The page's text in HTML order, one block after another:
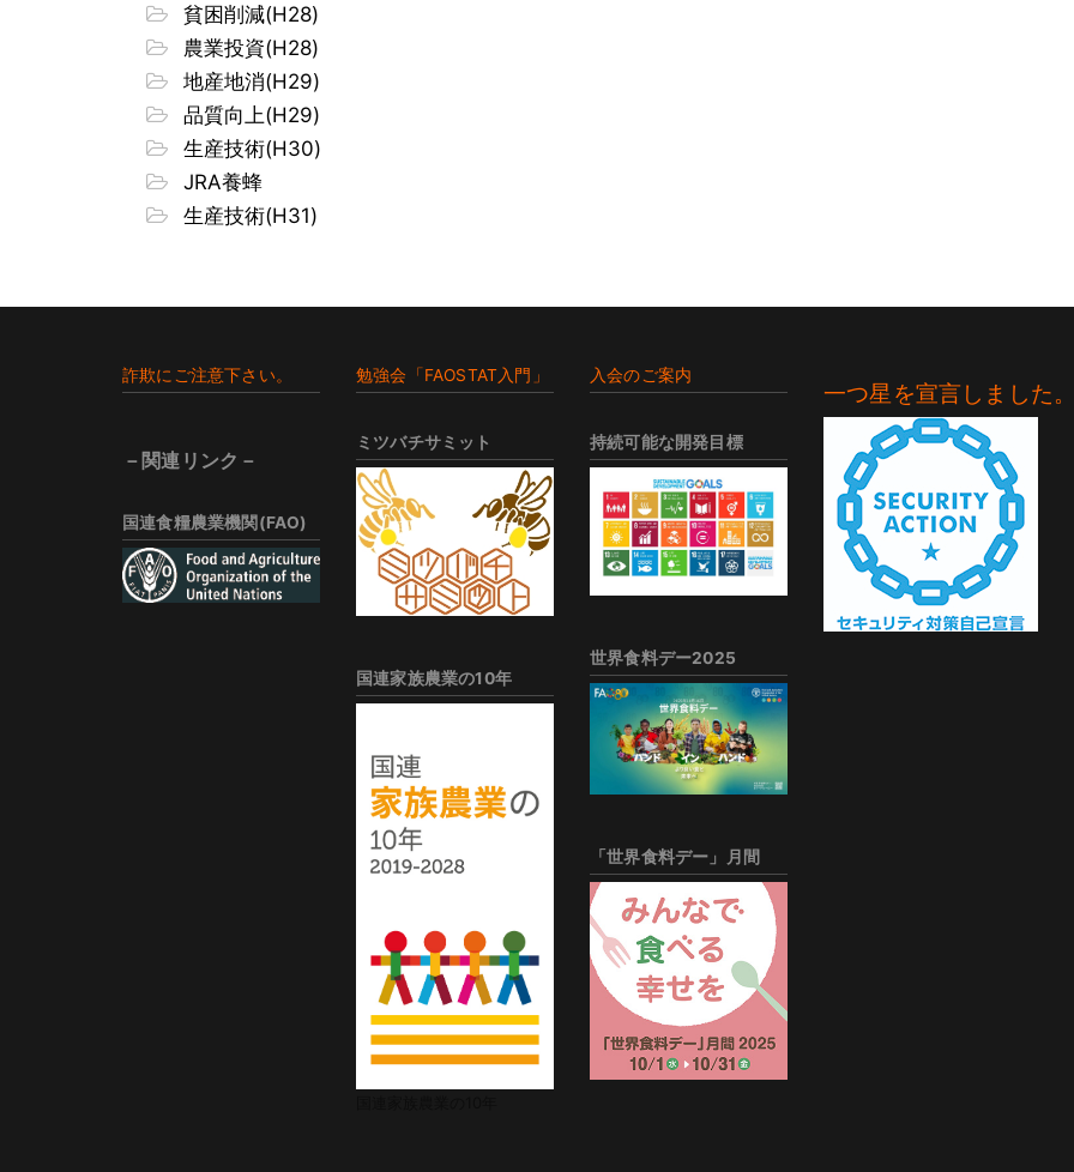
貧困削減(H28)
農業投資(H28)
地産地消(H29)
品質向上(H29)
生産技術(H30)
JRA養蜂
生産技術(H31)
詐欺にご注意下さい。
－関連リンク－
国連食糧農業機関(FAO)
勉強会「FAOSTAT入門」
ミツバチサミット
国連家族農業の10年
入会のご案内
持続可能な開発目標
世界食料デー2025
「世界食料デー」月間
一つ星を宣言しました